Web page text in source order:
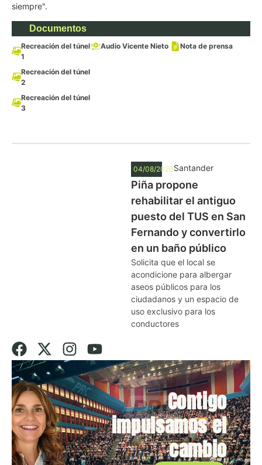
siempre".
Documentos
Recreación del túnel
1
Recreación del túnel
2
Recreación del túnel
3
Audio Vicente Nieto Nota de prensa
04/08/2026Santander
Piña propone
rehabilitar el antiguo
puesto del TUS en San
Fernando y convertirlo
en un baño público
Solicita que el local se
acondicione para albergar
aseos públicos para los
ciudadanos y un espacio de
uso exclusivo para los
conductores
Contigo
impulsamos el
cambio